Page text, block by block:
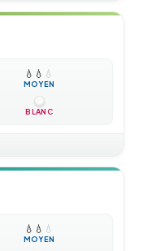
💧 💧 💧
MOYEN
BLANC
💧 💧 💧
MOYEN